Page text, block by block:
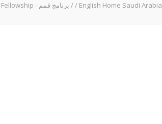
Qimam Fellowship - برنامج قمم // English Home Saudi Arabia